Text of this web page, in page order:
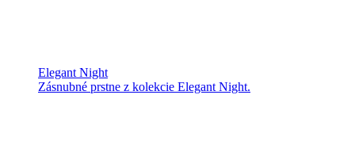
Elegant Night
Zásnubné prstne z kolekcie Elegant Night.